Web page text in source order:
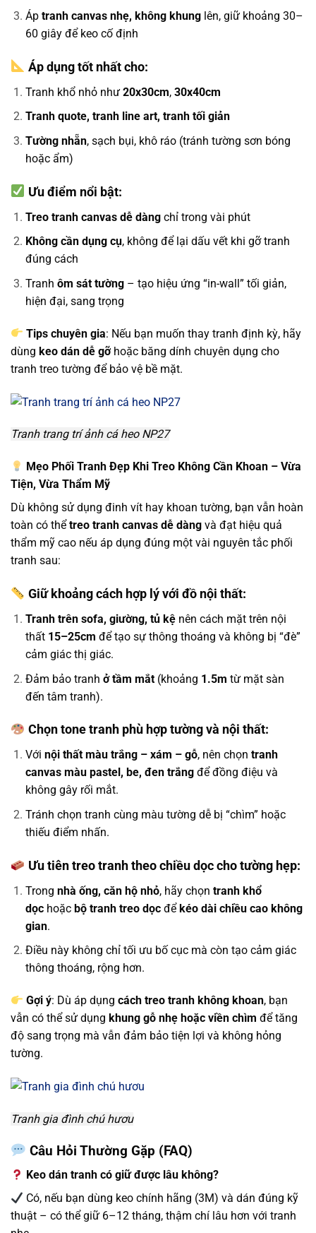
Áp tranh canvas nhẹ, không khunglên, giữ khoảng 30–
60 giây để keo cố định
Áp dụng tốt nhất cho:
Tranh khổ nhỏ như 20x30cm, 30x40cm
Tranh quote, tranh line art, tranh tối giản
Tường nhẵn, sạch bụi, khô ráo (tránh tường sơn bóng
hoặc ẩm)
Ưu điểm nổi bật:
Treo tranh canvas dễ dàngchỉ trong vài phút
Không cần dụng cụ, không để lại dấu vết khi gỡ tranh
đúng cách
Tranh ôm sát tường– tạo hiệu ứng “in-wall” tối giản,
hiện đại, sang trọng
Tips chuyên gia: Nếu bạn muốn thay tranh định kỳ, hãy
dùng keo dán dễ gỡ hoặc băng dính chuyên dụng cho
tranh treo tường để bảo vệ bề mặt.
Tranh trang trí ảnh cá heo NP27
Mẹo Phối Tranh Đẹp Khi Treo Không Cần Khoan – Vừa
Tiện, Vừa Thẩm Mỹ
Dù không sử dụng đinh vít hay khoan tường, bạn vẫn hoàn
toàn có thể treo tranh canvas dễ dàng và đạt hiệu quả
thẩm mỹ cao nếu áp dụng đúng một vài nguyên tắc phối
tranh sau:
Giữ khoảng cách hợp lý với đồ nội thất:
Tranh trên sofa, giường, tủ kệnên cách mặt trên nội
thất 15–25cm để tạo sự thông thoáng và không bị “đè”
cảm giác thị giác.
Đảm bảo tranh ở tầm mắt(khoảng 1.5m từ mặt sàn
đến tâm tranh).
Chọn tone tranh phù hợp tường và nội thất:
Với nội thất màu trắng – xám – gỗ, nên chọn tranh
canvas màu pastel, be, đen trắngđể đồng điệu và
không gây rối mắt.
Tránh chọn tranh cùng màu tường dễ bị “chìm” hoặc
thiếu điểm nhấn.
Ưu tiên treo tranh theo chiều dọc cho tường hẹp:
Trong nhà ống, căn hộ nhỏ, hãy chọn tranh khổ
dọchoặc bộ tranh treo dọcđểkéo dài chiều cao không
gian.
Điều này không chỉ tối ưu bố cục mà còn tạo cảm giác
thông thoáng, rộng hơn.
Gợi ý: Dù áp dụngcách treo tranh không khoan, bạn
vẫn có thể sử dụng khung gỗ nhẹ hoặc viền chìm để tăng
độ sang trọng mà vẫn đảm bảo tiện lợi và không hỏng
tường.
Tranh gia đình chú hươu
Câu Hỏi Thường Gặp (FAQ)
Keo dán tranh có giữ được lâu không?
Có, nếu bạn dùng keo chính hãng (3M) và dán đúng kỹ
thuật – có thể giữ 6–12 tháng, thậm chí lâu hơn với tranh